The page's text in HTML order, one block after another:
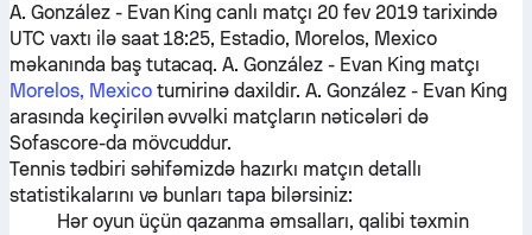
A. González- Evan King canlı matçı 20 fev 2019 tarixində
UTC vaxtı ilə saat 18:25, Estadio, Morelos, Mexico
məkanında baş tutacaq.A. González - Evan Kingmatçı
Morelos, Mexicoturnirinə daxildir.A. González- Evan King
arasında keçirilən əvvəlki matçların nəticələri də
Sofascore-da mövcuddur.
Tennis tədbiri səhifəmizdə hazırkı matçın detallı
statistikalarını və bunları tapa bilərsiniz:
Hər oyun üçün qazanma əmsalları, qalibi təxmin